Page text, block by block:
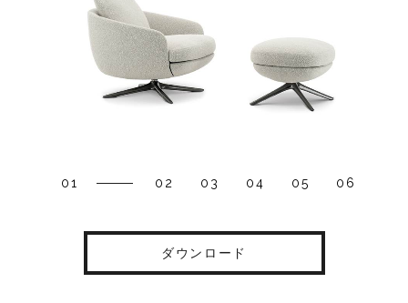
01 02 03 04 05 06
ダウンロード